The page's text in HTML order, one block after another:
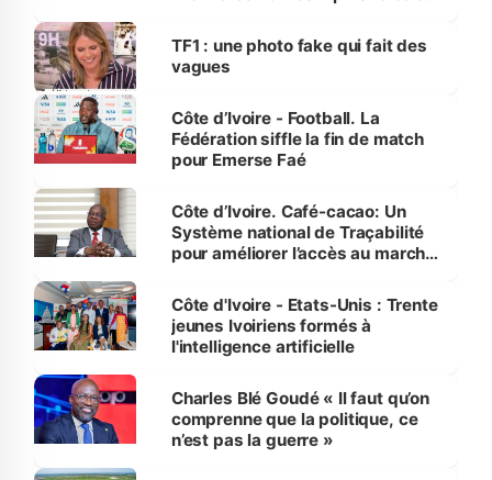
sur la scène internationale »
TF1 : une photo fake qui fait des
vagues
Côte d’Ivoire - Football. La
Fédération siffle la fin de match
pour Emerse Faé
Côte d’Ivoire. Café-cacao: Un
Système national de Traçabilité
pour améliorer l’accès au marché
Côte d'Ivoire - Etats-Unis : Trente
jeunes Ivoiriens formés à
l'intelligence artificielle
Charles Blé Goudé « Il faut qu’on
comprenne que la politique, ce
n’est pas la guerre »